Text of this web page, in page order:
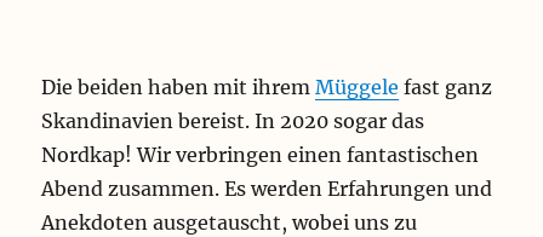
Die beiden haben mit ihremMüggele fast ganz
Skandinavien bereist. In 2020 sogar das
Nordkap! Wir verbringen einen fantastischen
Abend zusammen. Es werden Erfahrungen und
Anekdoten ausgetauscht, wobei uns zu